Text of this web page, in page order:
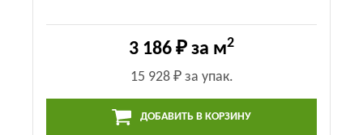
3 186 ₽ за м2
15 928 ₽за упак.
ДОБАВИТЬ В КОРЗИНУ